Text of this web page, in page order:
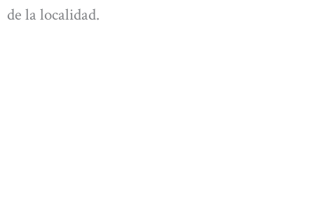
de la localidad.